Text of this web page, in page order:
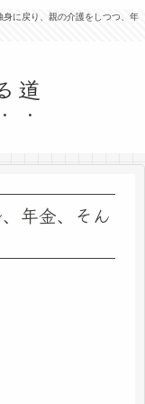
に戻り、親の介護をしつつ、年
道
年金、そん